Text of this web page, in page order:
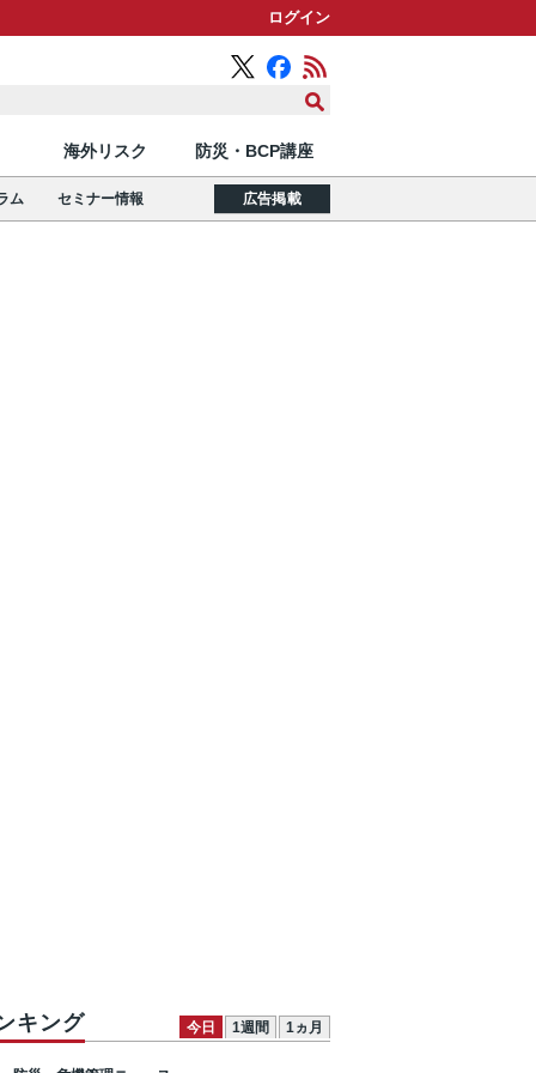
ログイン
海外リスク 防災・BCP講座
ム セミナー情報 広告掲載
キング 今日 1週間 1ヵ月